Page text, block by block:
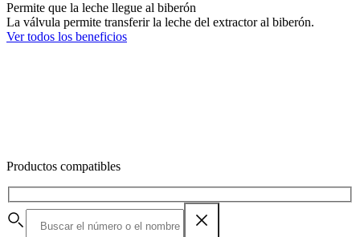
Permite que la leche llegue al biberón
La válvula permite transferir la leche del extractor al biberón.
Ver todos los beneficios
Productos compatibles